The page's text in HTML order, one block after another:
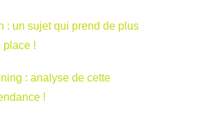
: un sujet qui prend de plus
place !
: analyse de cette
!